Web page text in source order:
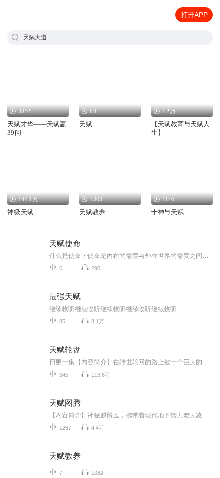
打开APP
天赋大道
3852
天赋才华——天赋赢
39问
84
天赋
1.2万
【天赋教育与天赋人
生】
144.1万
神级天赋
3303
天赋教养
1176
十神与天赋
天赋使命
6 290
最强天赋
继续收听继续收听继续收听继续收听继续收听
85 8.1万
天赋轮盘
345 113.6万
天赋图腾
1267 4.4万
天赋教养
7 1082